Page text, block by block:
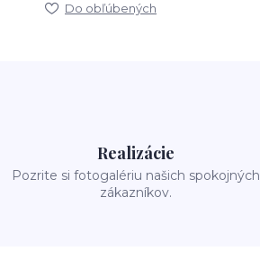
Do obľúbených
Realizácie
Pozrite si fotogalériu našich spokojných
zákazníkov.